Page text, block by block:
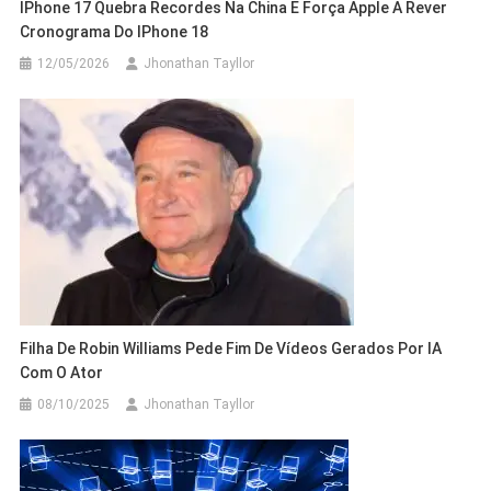
IPhone 17 Quebra Recordes Na China E Força Apple A Rever
Cronograma Do IPhone 18
12/05/2026 Jhonathan Tayllor
Filha De Robin Williams Pede Fim De Vídeos Gerados Por IA
Com O Ator
08/10/2025 Jhonathan Tayllor